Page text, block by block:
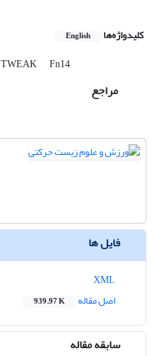
کلیدواژه‌ها English
TWEAK Fn14
مراجع
فایل ها
اصل مقاله
939.97 K
سابقه مقاله